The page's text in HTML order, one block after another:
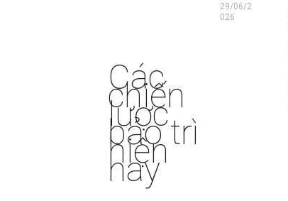
Các
chiến
lược
bảo trì
hiện
nay
29/06/2
026